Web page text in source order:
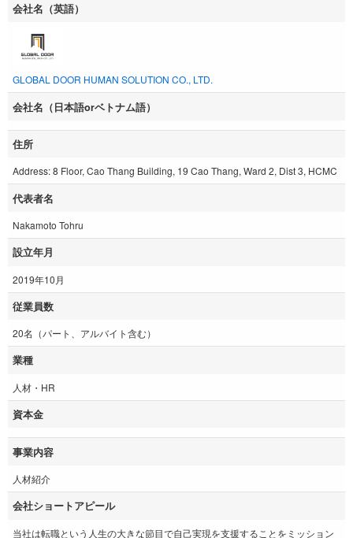
会社名（英語）
GLOBAL DOOR HUMAN SOLUTION CO., LTD.
会社名（日本語orベトナム語）
住所
Address: 8 Floor, Cao Thang Building, 19 Cao Thang, Ward 2, Dist 3, HCMC
代表者名
Nakamoto Tohru
設立年月
2019年10月
従業員数
20名（パート、アルバイト含む）
業種
人材・HR
資本金
事業内容
人材紹介
会社ショートアピール
当社は転職という人生の大きな節目で自己実現を支援することをミッション